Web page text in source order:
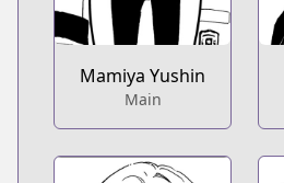
Mamiya Yushin
Main